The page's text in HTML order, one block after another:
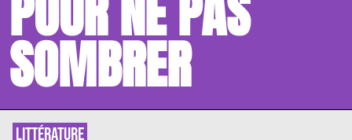
SOMBRER
LITTÉRATURE